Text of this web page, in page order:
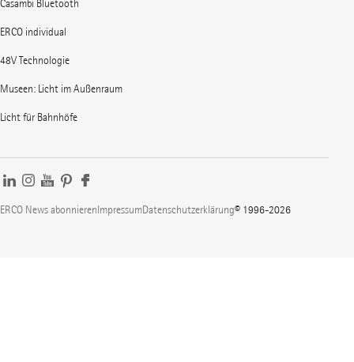
Casambi Bluetooth
ERCO individual
48V Technologie
Museen: Licht im Außenraum
Licht für Bahnhöfe
ERCO News abonnierenImpressumDatenschutzerklärung© 1996-2026